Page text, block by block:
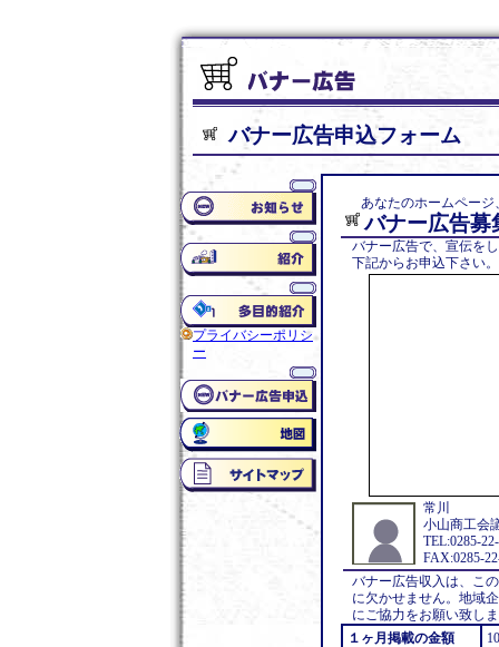
バナー広告申込フォーム
プライバシーポリシ
ー
あなたのホームペー
バナー広告募
バナー広告で、宣伝を
下記からお申込下さい。
常川
小山商工会
TEL:0285-
FAX:0285-
バナー広告収入は、こ
に欠かせません。地域
にご協力をお願い致し
１ヶ月掲載の金額